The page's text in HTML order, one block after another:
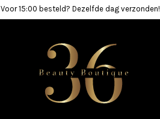
Voor 15:00 besteld? Dezelfde dag verzonden!